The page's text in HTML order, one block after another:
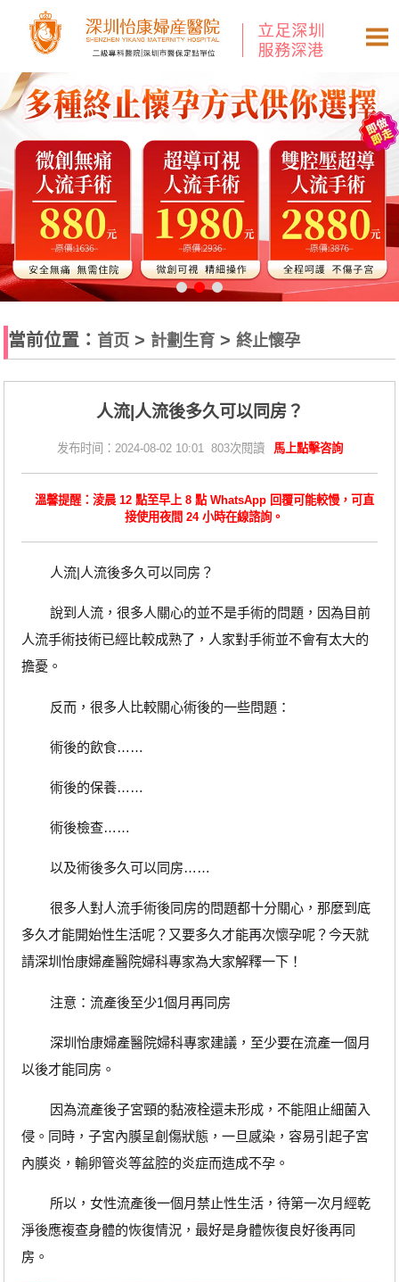
當前位置： 首页 > 計劃生育 >終止懷孕
人流|人流後多久可以同房？
发布时间：2024-08-02 10:01 803次閱讀 馬上點擊咨詢
溫馨提醒：淩晨 12 點至早上 8 點 WhatsApp 回覆可能較慢，可直
接使用夜間 24 小時在線諮詢。
人流|人流後多久可以同房？
說到人流，很多人關心的並不是手術的問題，因為目前
人流手術技術已經比較成熟了，人家對手術並不會有太大的
擔憂。
反而，很多人比較關心術後的一些問題：
術後的飲食……
術後的保養……
術後檢查……
以及術後多久可以同房……
很多人對人流手術後同房的問題都十分關心，那麼到底
多久才能開始性生活呢？又要多久才能再次懷孕呢？今天就
請深圳怡康婦產醫院婦科專家為大家解釋一下！
注意：流產後至少1個月再同房
深圳怡康婦產醫院婦科專家建議，至少要在流產一個月
以後才能同房。
因為流產後子宮頸的黏液栓還未形成，不能阻止細菌入
侵。同時，子宮內膜呈創傷狀態，一旦感染，容易引起子宮
內膜炎，輸卵管炎等盆腔的炎症而造成不孕。
所以，女性流產後一個月禁止性生活，待第一次月經乾
淨後應複查身體的恢復情況，最好是身體恢復良好後再同
房。